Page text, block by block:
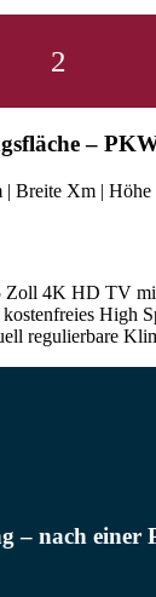
2
–
| Breite Xm |
Zoll 4K HD TV
kostenfreies High
regulierbare
– nach einer